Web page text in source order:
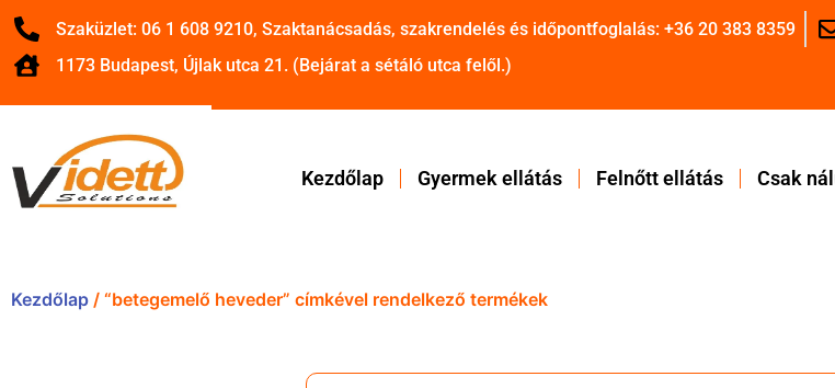
Szaküzlet: 06 1 608 9210, Szaktanácsadás, szakrendelés és időpontfoglalás: +36 20 383 8359
1173 Budapest, Újlak utca 21. (Bejárat a sétáló utca felől.)
Kezdőlap Gyermek ellátás Felnőtt ellátás Csak
Kezdőlap / “betegemelő heveder” címkével rendelkező termékek